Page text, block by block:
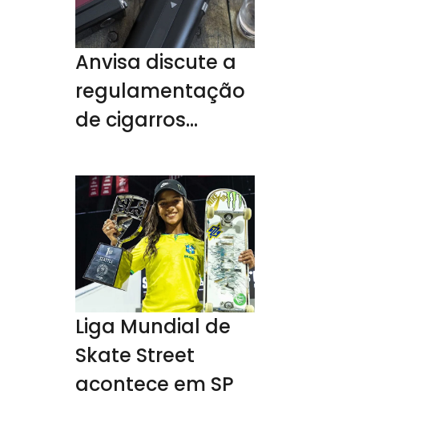
Anvisa discute a
regulamentação
de cigarros
Liga Mundial de
Skate Street
acontece em SP